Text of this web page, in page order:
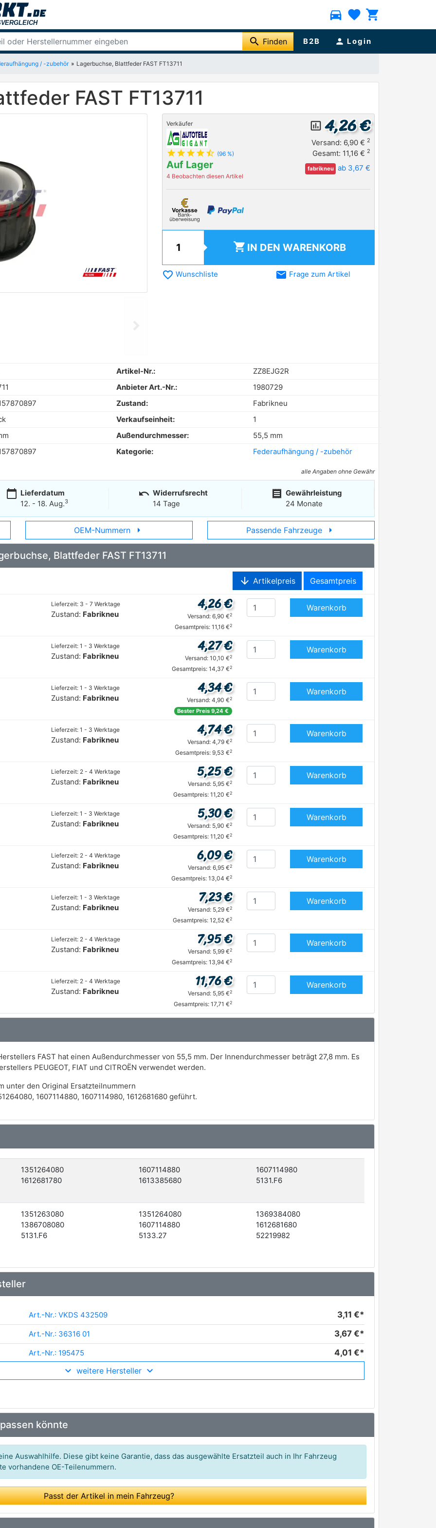
directions_car favorite shopping_cart
search Finden B2B person Login
/ -zubehör Lagerbuchse, Blattfeder FAST FT13711
FAST FT13711
Verkäufer
star star star star star_half (96 %)
Auf Lager
4 Beobachten diesen Artikel
insert_chart_outlined 4,26 €
Versand: 6,90 € 2
Gesamt: 11,16 € 2
fabrikneu ab 3,67 €
shopping_cart IN DEN WARENKORB
favorite_border Wunschliste email Frage zum Artikel
Artikel-Nr.:
ZZ8EJG2R
Anbieter Art.-Nr.:
1980729
Zustand:
Fabrikneu
Verkaufseinheit:
1
Außendurchmesser:
55,5 mm
Kategorie: Federaufhängung / -zubehör
alle Angaben ohne Gewähr
calendar_today Lieferdatum
12. - 18. Aug.3
undo Widerrufsrecht
14 Tage
receipt Gewährleistung
24 Monate
OEM-Nummern arrow_right Passende Fahrzeuge arrow_right
Blattfeder FAST FT13711
arrow_downward Artikelpreis Gesamtpreis
Lieferzeit: 3 - 7 Werktage
Zustand: Fabrikneu
4,26 €
Versand: 6,90 €2
Gesamtpreis: 11,16 €2
Warenkorb
Lieferzeit: 1 - 3 Werktage
Zustand: Fabrikneu
4,27 €
Versand: 10,10 €2
Gesamtpreis: 14,37 €2
Warenkorb
Lieferzeit: 1 - 3 Werktage
Zustand: Fabrikneu
4,34 €
Versand: 4,90 €2
Bester Preis 9,24 €
Warenkorb
Lieferzeit: 1 - 3 Werktage
Zustand: Fabrikneu
4,74 €
Versand: 4,79 €2
Gesamtpreis: 9,53 €2
Warenkorb
Lieferzeit: 2 - 4 Werktage
Zustand: Fabrikneu
5,25 €
Versand: 5,95 €2
Gesamtpreis: 11,20 €2
Warenkorb
Lieferzeit: 1 - 3 Werktage
Zustand: Fabrikneu
5,30 €
Versand: 5,90 €2
Gesamtpreis: 11,20 €2
Warenkorb
Lieferzeit: 2 - 4 Werktage
Zustand: Fabrikneu
6,09 €
Versand: 6,95 €2
Gesamtpreis: 13,04 €2
Warenkorb
Lieferzeit: 1 - 3 Werktage
Zustand: Fabrikneu
7,23 €
Versand: 5,29 €2
Gesamtpreis: 12,52 €2
Warenkorb
Lieferzeit: 2 - 4 Werktage
Zustand: Fabrikneu
7,95 €
Versand: 5,99 €2
Gesamtpreis: 13,94 €2
Warenkorb
Lieferzeit: 2 - 4 Werktage
Zustand: Fabrikneu
11,76 €
Versand: 5,95 €2
Gesamtpreis: 17,71 €2
Warenkorb
FAST hat einen Außendurchmesser von 55,5 mm. Der Innendurchmesser beträgt 27,8 mm. Es
PEUGEOT, FIAT und CITROËN verwendet werden.
unter den Original Ersatzteilnummern
1607114880, 1607114980, 1612681680 geführt.
1351264080 1607114880
1607114980
1612681780 1613385680
5131.F6
1351263080 1351264080
1369384080
1386708080 1607114880
1612681680
5131.F6 5133.27
52219982
Art.-Nr.: VKDS 432509 3,11 €*
Art.-Nr.: 36316 01 3,67 €*
Art.-Nr.: 195475 4,01 €*
Art.-Nr.: 214 032 0004
Art.-Nr.: 57541 5,74 €*
Art.-Nr.: F8-7790
Art.-Nr.: 00219149 7,25 €*
Art.-Nr.: TD1894W
Art.-Nr.: 12.63702 7,56 €*
Art.-Nr.: 15389
weitere Hersteller
könnte
Auswahlhilfe. Diese gibt keine Garantie, dass das ausgewählte Ersatzteil auch in Ihr Fahrzeug
vorhandene OE-Teilenummern.
Passt der Artikel in mein Fahrzeug?